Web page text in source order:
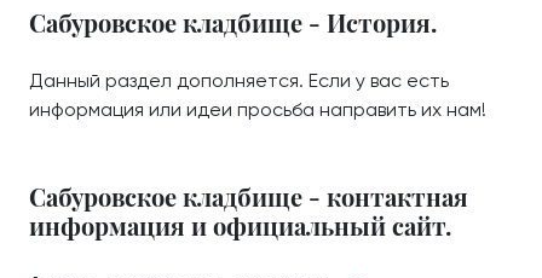
Сабуровское кладбище - История.
Данный раздел дополняется. Если у вас есть
информация или идеи просьба направить их нам!
Сабуровское кладбище - контактная
информация и официальный сайт.